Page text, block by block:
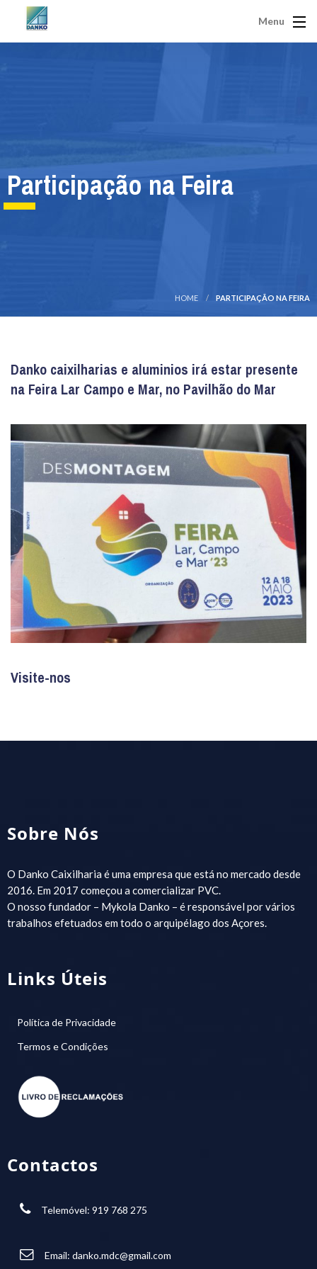
Menu
Participação na Feira
HOME PARTICIPAÇÃO NA FEIRA
Danko caixilharias e aluminios irá estar presente
na Feira Lar Campo e Mar, no Pavilhão do Mar
Visite-nos
Sobre Nós
O Danko Caixilharia é uma empresa que está no mercado desde
2016. Em 2017 começou a comercializar PVC.
O nosso fundador – Mykola Danko – é responsável por vários
trabalhos efetuados em todo o arquipélago dos Açores.
Links Úteis
Política de Privacidade
Termos e Condições
Contactos
Telemóvel: 919 768 275
Email: danko.mdc@gmail.com